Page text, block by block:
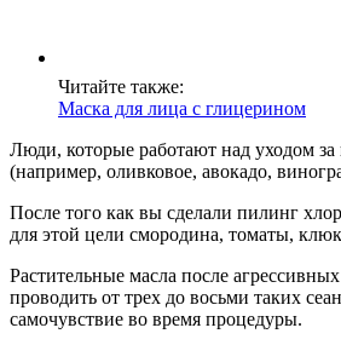
Читайте также:
Маска для лица с глицерином
Люди, которые работают над уходом
(например, оливковое, авокадо,
После того как вы сделали пилинг
для этой цели смородина, томаты,
Растительные масла после
проводить от трех до восьми таких
самочувствие во время процедуры.